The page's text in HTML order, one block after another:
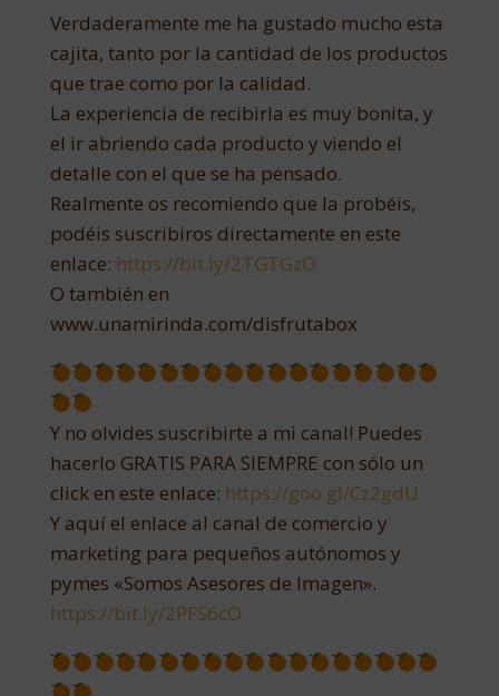
Verdaderamente me ha gustado mucho esta
cajita, tanto por la cantidad de los productos
que trae como por la calidad.
La experiencia de recibirla es muy bonita, y
el ir abriendo cada producto y viendo el
detalle con el que se ha pensado.
Realmente os recomiendo que la probéis,
podéis suscribiros directamente en este
enlace: https://bit.ly/2TGTGzO
O también en
www.unamirinda.com/disfrutabox
Y no olvides suscribirte a mi canal! Puedes
hacerlo GRATIS PARA SIEMPRE con sólo un
click en este enlace: https://goo.gl/Cz2gdU
Y aquí el enlace al canal de comercio y
marketing para pequeños autónomos y
pymes «Somos Asesores de Imagen».
https://bit.ly/2PFS6cO